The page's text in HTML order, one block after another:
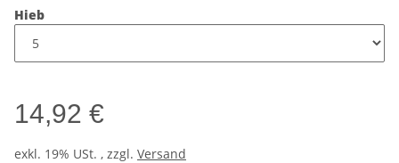
Hieb
14,92 €
exkl. 19% USt. , zzgl. Versand